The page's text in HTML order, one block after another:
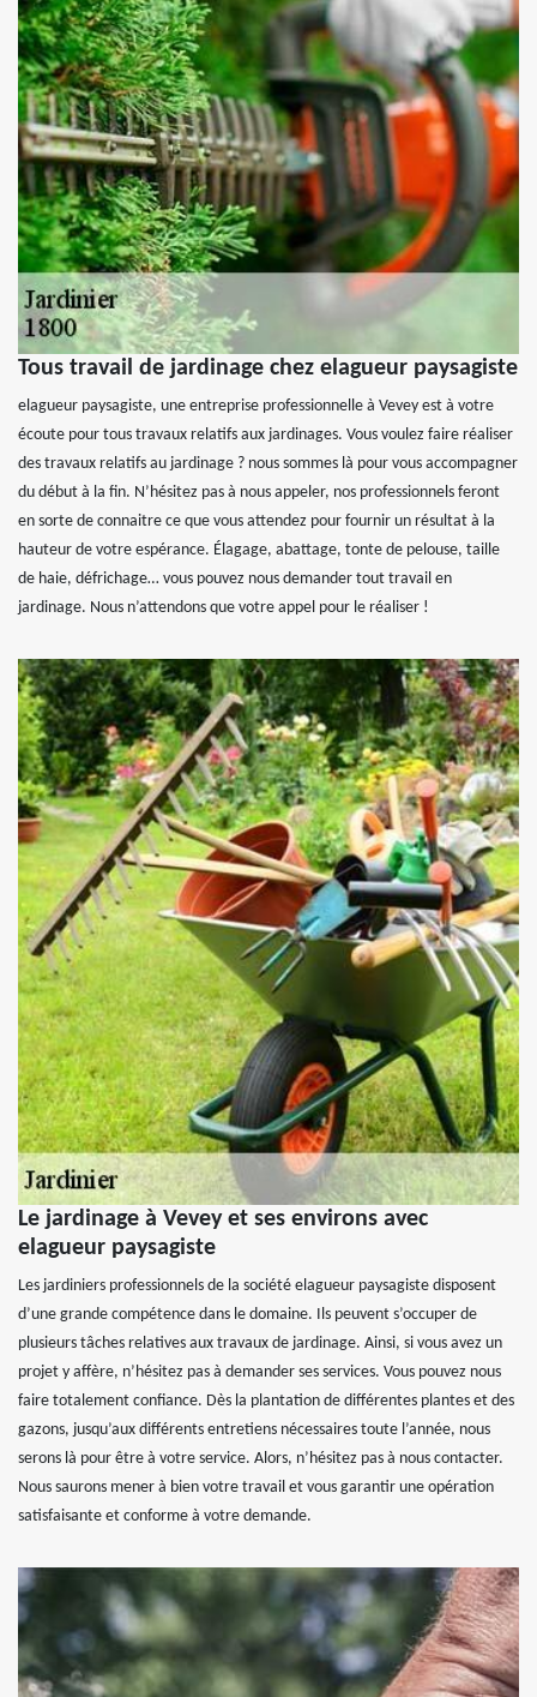
Tous travail de jardinage chez elagueur paysagiste
elagueur paysagiste, une entreprise professionnelle à Vevey est à votre
écoute pour tous travaux relatifs aux jardinages. Vous voulez faire réaliser
des travaux relatifs au jardinage ? nous sommes là pour vous accompagner
du début à la fin. N’hésitez pas à nous appeler, nos professionnels feront
en sorte de connaitre ce que vous attendez pour fournir un résultat à la
hauteur de votre espérance. Élagage, abattage, tonte de pelouse, taille
de haie, défrichage… vous pouvez nous demander tout travail en
jardinage. Nous n’attendons que votre appel pour le réaliser !
Le jardinage à Vevey et ses environs avec
elagueur paysagiste
Les jardiniers professionnels de la société elagueur paysagiste disposent
d’une grande compétence dans le domaine. Ils peuvent s’occuper de
plusieurs tâches relatives aux travaux de jardinage. Ainsi, si vous avez un
projet y affère, n’hésitez pas à demander ses services. Vous pouvez nous
faire totalement confiance. Dès la plantation de différentes plantes et des
gazons, jusqu’aux différents entretiens nécessaires toute l’année, nous
serons là pour être à votre service. Alors, n’hésitez pas à nous contacter.
Nous saurons mener à bien votre travail et vous garantir une opération
satisfaisante et conforme à votre demande.